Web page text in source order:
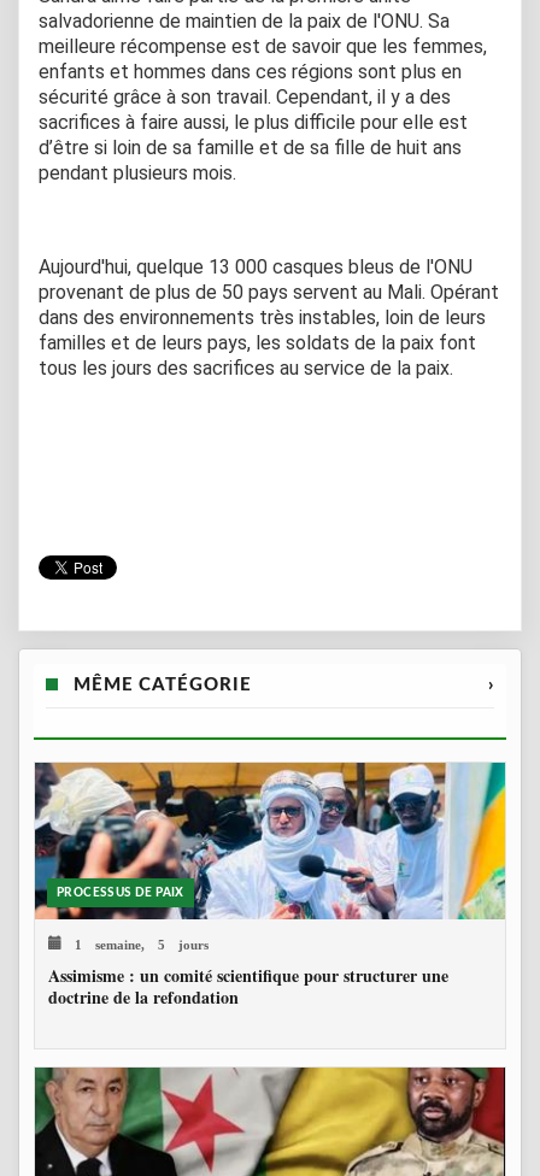
salvadorienne de maintien de la paix de l'ONU. Sa
meilleure récompense est de savoir que les femmes,
enfants et hommes dans ces régions sont plus en
sécurité grâce à son travail. Cependant, il y a des
sacrifices à faire aussi, le plus difficile pour elle est
d’être si loin de sa famille et de sa fille de huit ans
pendant plusieurs mois.
Aujourd'hui, quelque 13 000 casques bleus de l'ONU
provenant de plus de 50 pays servent au Mali. Opérant
dans des environnements très instables, loin de leurs
familles et de leurs pays, les soldats de la paix font
tous les jours des sacrifices au service de la paix.
MÊME CATÉGORIE ›
PROCESSUS DE PAIX
1 semaine, 5 jours
Assimisme : un comité scientifique pour structurer une
doctrine de la refondation